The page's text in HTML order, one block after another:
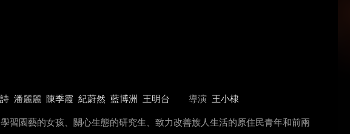
潘麗麗 陳季霞 紀蔚然 藍博洲 王明台 導演 王小棣
習園藝的女孩、關心生態的研究生、致力改善族人生活的原住民青年和前兩